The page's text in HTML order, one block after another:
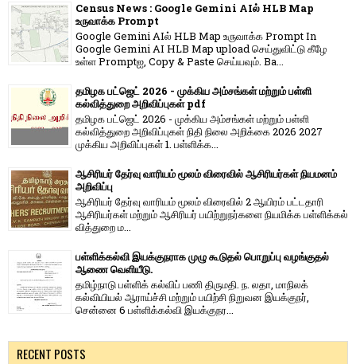
Census News : Google Gemini AIல் HLB Map
உருவாக்க Prompt
Google Gemini AIல் HLB Map உருவாக்க Prompt In
Google Gemini AI HLB Map upload செய்துவிட்டு கீழே
உள்ள Promptஐ, Copy & Paste செய்யவும். Ba...
தமிழக பட்ஜெட் 2026 - முக்கிய அம்சங்கள் மற்றும் பள்ளி
கல்வித்துறை அறிவிப்புகள் pdf
தமிழக பட்ஜெட் 2026 - முக்கிய அம்சங்கள் மற்றும் பள்ளி
கல்வித்துறை அறிவிப்புகள் நிதி நிலை அறிக்கை 2026 2027
முக்கிய அறிவிப்புகள் 1. பள்ளிக்க...
ஆசிரியர் தேர்வு வாரியம் மூலம் விரைவில் ஆசிரியர்கள் நியமனம்
அறிவிப்பு
ஆசிரியர் தேர்வு வாரி​யம் மூலம் விரை​வில் 2 ஆயிரம் பட்​ட​தாரி
ஆசிரியர்​கள் மற்​றும் ஆசிரியர் பயிற்றுநர்​களை நியமிக்க பள்​ளிக்​கல்​
வித்​துறை ம...
பள்ளிக்கல்வி இயக்குநராக முழு கூடுதல் பொறுப்பு வழங்குதல்
ஆணை வெளியீடு.
தமிழ்நாடு பள்ளிக் கல்விப் பணி திருமதி. ந. லதா, மாநிலக்
கல்வியியல் ஆராய்ச்சி மற்றும் பயிற்சி நிறுவன இயக்குநர்,
சென்னை 6 பள்ளிக்கல்வி இயக்குநர...
RECENT POSTS